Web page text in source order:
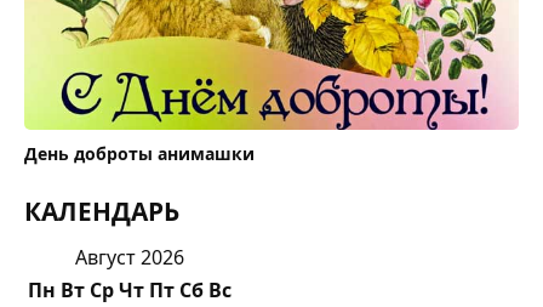
День доброты анимашки
КАЛЕНДАРЬ
Август 2026
Пн Вт СрЧт Пт Сб Вс